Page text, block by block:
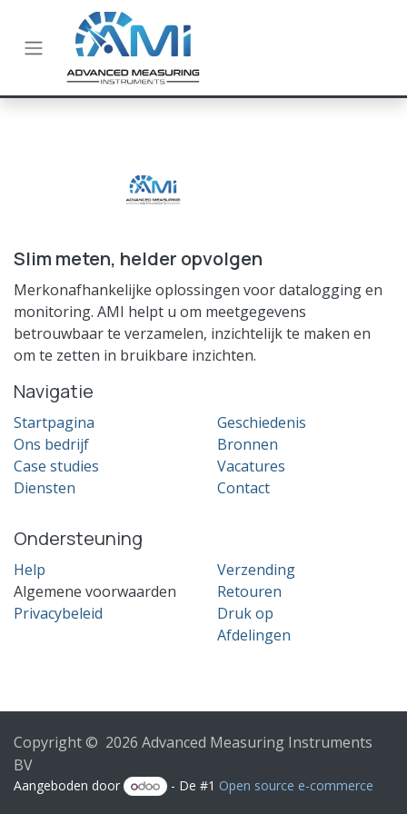
Overslaan naar inhoud
Slim meten, helder opvolgen
Merkonafhankelijke oplossingen voor datalogging en
monitoring. AMI helpt u om meetgegevens
betrouwbaar te verzamelen, inzichtelijk te maken en
om te zetten in bruikbare inzichten.
Navigatie
Startpagina
Ons bedrijf
Case studies
Diensten
Geschiedenis
Bronnen
Vacatures
Contact
Ondersteuning
Help
Algemene voorwaarden
Privacybeleid
Verzending
Retouren
Druk op
Afdelingen
Copyright © 2026 Advanced Measuring Instruments
BV
Aangeboden door - De #1 Open source e-commerce